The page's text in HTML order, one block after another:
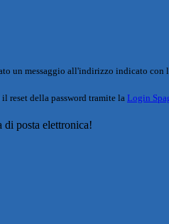
un messaggio all'indirizzo indicato con
reset della password tramite la Login
di posta elettronica!